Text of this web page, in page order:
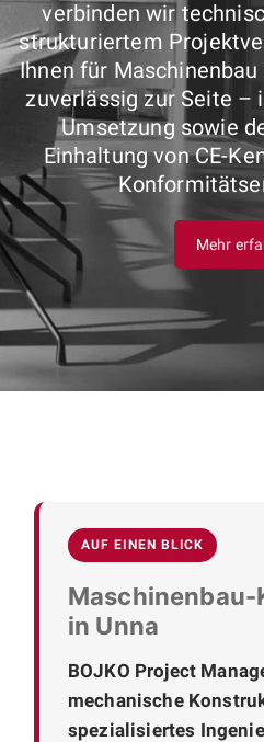
verbinden wir
strukturiertem
Ihnen für
zuverlässig zur Seite –
Umsetzung sowie
Einhaltung von CE-
Mehr
AUF EINEN BLICK
in Unna
BOJKO Project
mechanische
spezialisiertes